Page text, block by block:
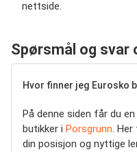
nettside.
Spørsmål og svar
Hvor finner jeg Eurosko
På denne siden får du
butikker i Porsgrunn. Her
din posisjon og nyttige